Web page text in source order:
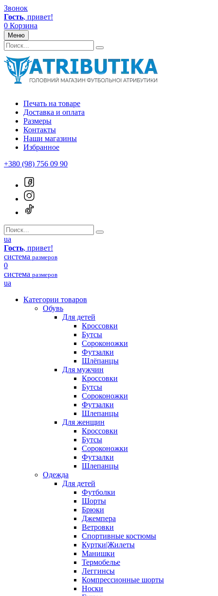
Звонок
Гость, привет!
0 Корзина
Меню
Печать на товаре
Доставка и оплата
Размеры
Контакты
Наши магазины
Избранное
+380 (98) 756 09 90
ua
Гость, привет!
система размеров
0
система размеров
ua
Категории товаров
Обувь
Для детей
Кроссовки
Бутсы
Сороконожки
Футзалки
Шлёпанцы
Для мужчин
Кроссовки
Бутсы
Сороконожки
Футзалки
Шлепанцы
Для женщин
Кроссовки
Бутсы
Сороконожки
Футзалки
Шлепанцы
Одежда
Для детей
Футболки
Шорты
Брюки
Джемпера
Ветровки
Спортивные костюмы
Куртки|Жилеты
Манишки
Термобелье
Леггинсы
Компрессионные шорты
Носки